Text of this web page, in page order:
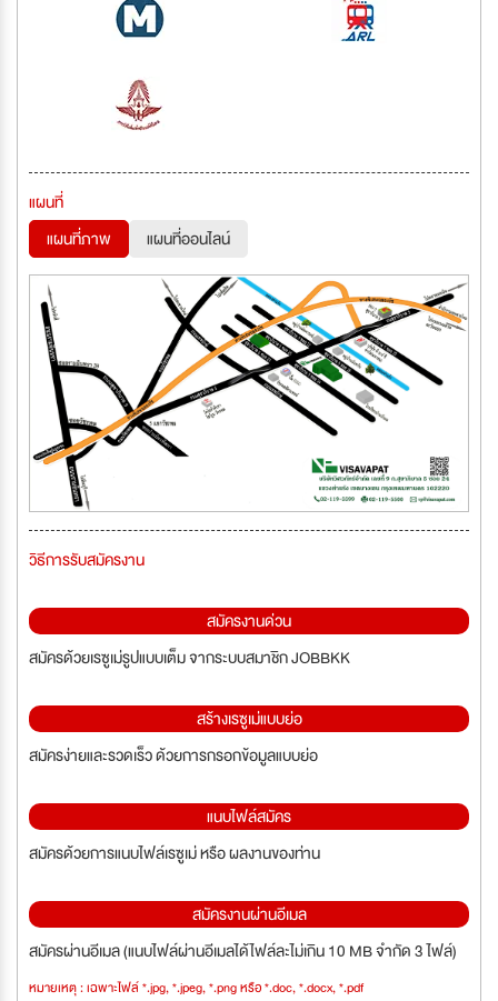
แผนที่
แผนที่ภาพ
แผนที่ออนไลน์
วิธีการรับสมัครงาน
สมัครงานด่วน
สมัครด้วยเรซูเม่รูปแบบเต็ม จากระบบสมาชิก JOBBKK
สร้างเรซูเม่แบบย่อ
สมัครง่ายและรวดเร็ว ด้วยการกรอกข้อมูลแบบย่อ
แนบไฟล์สมัคร
สมัครด้วยการแนบไฟล์เรซูเม่ หรือ ผลงานของท่าน
สมัครงานผ่านอีเมล
สมัครผ่านอีเมล (แนบไฟล์ผ่านอีเมลได้ไฟล์ละไม่เกิน 10 MB จำกัด 3 ไฟล์)
หมายเหตุ : เฉพาะไฟล์ *.jpg, *.jpeg, *.png หรือ *.doc, *.docx, *.pdf